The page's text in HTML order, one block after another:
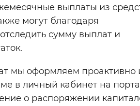
выплаты из
могут благодаря
сумму выплат и
мы оформляем проактивно
в личный кабинет на
о распоряжении